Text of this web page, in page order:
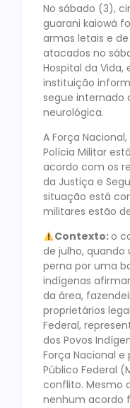
No sábado (3),
guarani kaiowá
armas letais e
atacados no
Hospital da Vida,
instituição
segue internado
neurológica.
A Força
Polícia Militar
acordo com os
da Justiça e
situação está
militares estão
Contexto:o
de julho,
perna por uma
indígenas
da área,
proprietários
Federal,
dos Povos
Força Nacional
Público Federal
conflito. Mesmo
nenhum acordo